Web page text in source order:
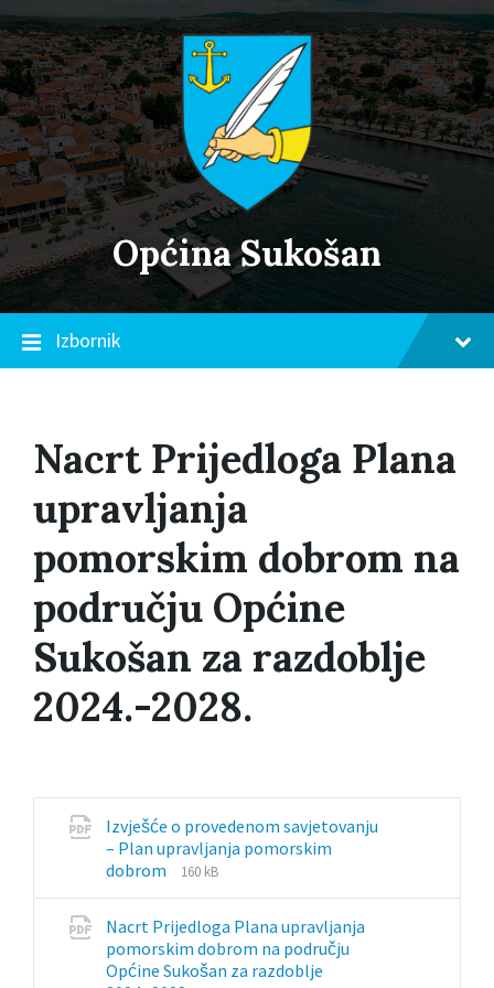
Skip
to
content
Skip
to
main
navigation
Skip
to
footer
Općina Sukošan
Izbornik
Nacrt Prijedloga Plana
upravljanja
pomorskim dobrom na
području Općine
Sukošan za razdoblje
2024.-2028.
Izvješće o provedenom savjetovanju
– Plan upravljanja pomorskim
dobrom
File
File
160 kB
Nacrt Prijedloga Plana upravljanja
pomorskim dobrom na području
Općine Sukošan za razdoblje